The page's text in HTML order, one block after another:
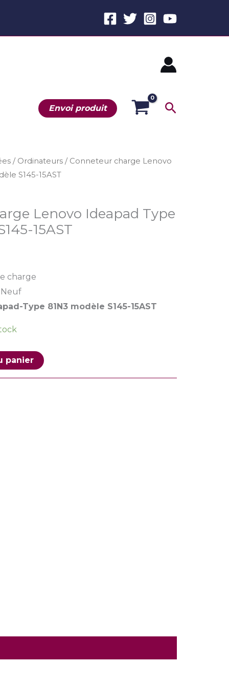
Envoi produit
/ Ordinateurs/ Conneteur charge Lenovo
S145-15AST
Lenovo Ideapad Type
15AST
charge
Type 81N3 modèle S145-15AST
panier